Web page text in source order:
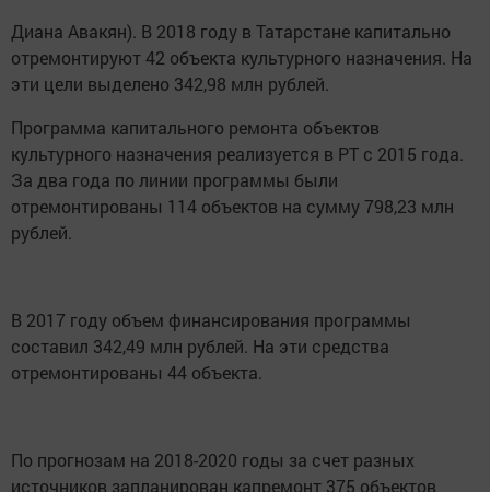
Диана Авакян). В 2018 году в Татарстане капитально
отремонтируют 42 объекта культурного назначения. На
эти цели выделено 342,98 млн рублей.
Программа капитального ремонта объектов
культурного назначения реализуется в РТ с 2015 года.
За два года по линии программы были
отремонтированы 114 объектов на сумму 798,23 млн
рублей.
В 2017 году объем финансирования программы
составил 342,49 млн рублей. На эти средства
отремонтированы 44 объекта.
По прогнозам на 2018-2020 годы за счет разных
источников запланирован капремонт 375 объектов